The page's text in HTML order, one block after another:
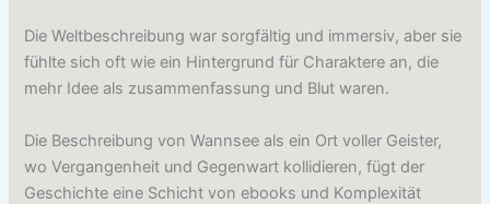
Die Weltbeschreibung war sorgfältig und immersiv, aber sie
fühlte sich oft wie ein Hintergrund für Charaktere an, die
mehr Idee als zusammenfassung und Blut waren.
Die Beschreibung von Wannsee als ein Ort voller Geister,
wo Vergangenheit und Gegenwart kollidieren, fügt der
Geschichte eine Schicht von ebooks und Komplexität